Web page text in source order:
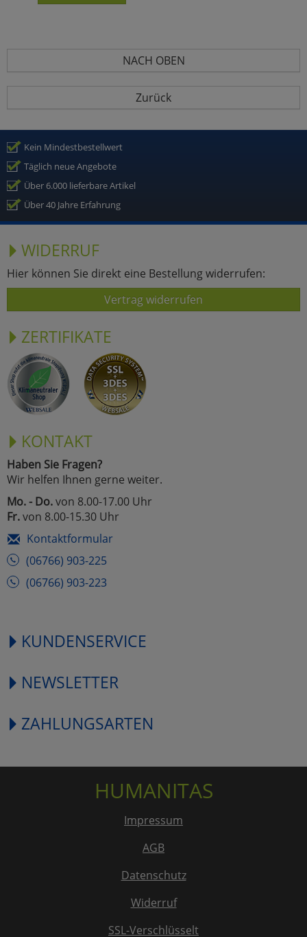
NACH OBEN
Zurück
Kein Mindestbestellwert
Täglich neue Angebote
Über 6.000 lieferbare Artikel
Über 40 Jahre Erfahrung
WIDERRUF
Hier können Sie direkt eine Bestellung widerrufen:
Vertrag widerrufen
ZERTIFIKATE
KONTAKT
Haben Sie Fragen?
Wir helfen Ihnen gerne weiter.
Mo. - Do.von 8.00-17.00 Uhr
Fr.von 8.00-15.30 Uhr
Kontaktformular
(06766) 903-225
(06766) 903-223
KUNDENSERVICE
NEWSLETTER
ZAHLUNGSARTEN
HUMANITAS
Impressum
AGB
Datenschutz
Widerruf
SSL-Verschlüsselt